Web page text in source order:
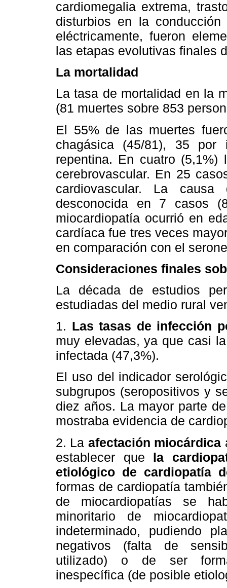
cardiomegalia extrema,
disturbios en la
eléctricamente, fueron
las etapas evolutivas finales
La mortalidad
La tasa de mortalidad en la
(81 muertes sobre 853
El 55% de las muertes
chagásica (45/81), 35 por
repentina. En cuatro
cerebrovascular. En 25
cardiovascular. La
desconocida en 7 casos
miocardiopatía ocurrió en
cardíaca fue tres veces
en comparación con el
Consideraciones finales
La década de estudios
estudiadas del medio rural
1. Las tasas de infección
muy elevadas, ya que casi
infectada (47,3%).
El uso del indicador
subgrupos (seropositivos y
diez años. La mayor parte
mostraba evidencia de
2. La afectación miocárdica
establecer que la
etiológico de cardiopatía
formas de cardiopatía
de miocardiopatías se
minoritario de
indeterminado, pudiendo
negativos (falta de
utilizado) o de ser
inespecífica (de posible